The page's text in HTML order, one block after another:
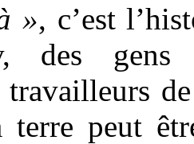
», c’est
des gens
travailleurs
terre peut